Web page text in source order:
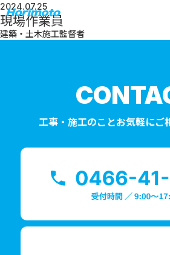
2024.07.25
現場作業員
建築・土木施工監督者
工事・施工のことお気軽にご